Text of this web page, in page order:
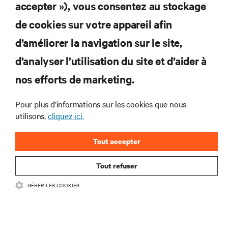
et des infrastructures informatiques critiques.
S’INSCRIRE MAINTENANT
RESSOURCES
SOCIÉTÉ
CONTACTEZ-NOUS
accepter »), vous consentez au stockage
de cookies sur votre appareil afin
d’améliorer la navigation sur le site,
d’analyser l’utilisation du site et d’aider à
nos efforts de marketing.
Pour plus d’informations sur les cookies que nous
utilisons,cliquez ici.
Tout refuser
Tout accepter
GÉRER LES COOKIES